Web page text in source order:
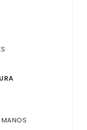
MANOS